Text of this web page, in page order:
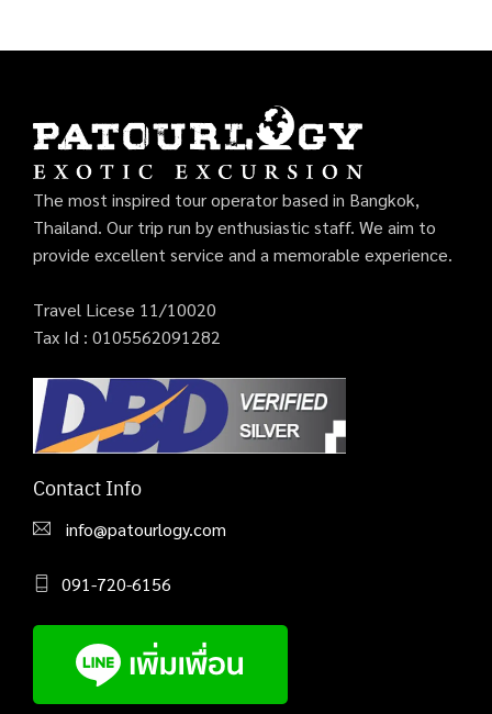
The most inspired tour operator based in Bangkok,
Thailand. Our trip run by enthusiastic staff. We aim to
provide excellent service and a memorable experience.
Travel Licese 11/10020
Tax Id : 0105562091282
Contact Info
info@patourlogy.com
091-720-6156